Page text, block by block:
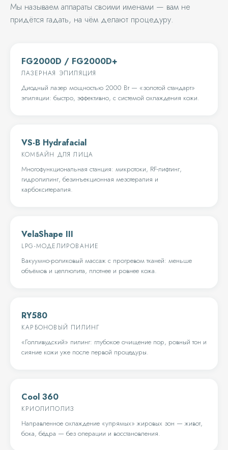
Мы называем аппараты своими именами — вам не
придётся гадать, на чём делают процедуру.
FG2000D / FG2000D+
ЛАЗЕРНАЯ ЭПИЛЯЦИЯ
Диодный лазер мощностью 2000 Вт — «золотой стандарт»
эпиляции: быстро, эффективно, с системой охлаждения кожи.
VS-B Hydrafacial
КОМБАЙН ДЛЯ ЛИЦА
Многофункциональная станция: микротоки, RF-лифтинг,
гидропилинг, безинъекционная мезотерапия и
карбокситерапия.
VelaShape III
LPG-МОДЕЛИРОВАНИЕ
Вакуумно-роликовый массаж с прогревом тканей: меньше
объёмов и целлюлита, плотнее и ровнее кожа.
RY580
КАРБОНОВЫЙ ПИЛИНГ
«Голливудский» пилинг: глубокое очищение пор, ровный тон и
сияние кожи уже после первой процедуры.
Cool 360
КРИОЛИПОЛИЗ
Направленное охлаждение «упрямых» жировых зон — живот,
бока, бёдра — без операции и восстановления.